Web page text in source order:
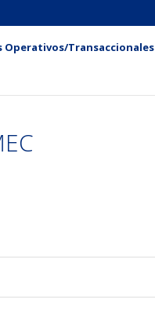
Operativos/Transaccionales